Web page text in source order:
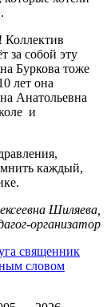
.
Коллектив
за собой эту
Буркова тоже
лет она
Анатольевна
и
каждый,
Шиляева,
организатор